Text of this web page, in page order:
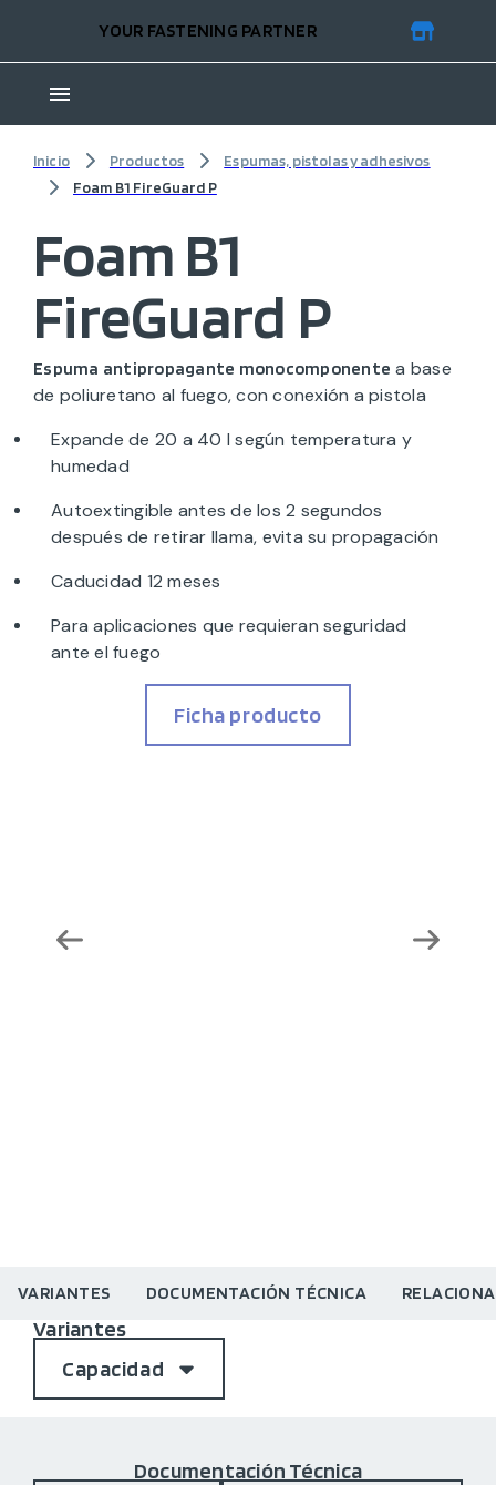
YOUR FASTENING PARTNER
Inicio Productos
Espumas, pistolas y adhesivos
Foam B1 FireGuard P
Foam B1
FireGuard P
Espuma antipropagante monocomponente a base
de poliuretano al fuego, con conexión a pistola
Expande de 20 a 40 l según temperatura y
humedad
Autoextingible antes de los 2 segundos
después de retirar llama, evita su propagación
Caducidad 12 meses
Para aplicaciones que requieran seguridad
ante el fuego
Ficha producto
VARIANTES DOCUMENTACIÓN TÉCNICA
Variantes
Capacidad
Documentación Técnica